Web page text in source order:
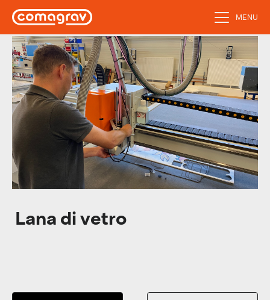
MENU
Lana di vetro